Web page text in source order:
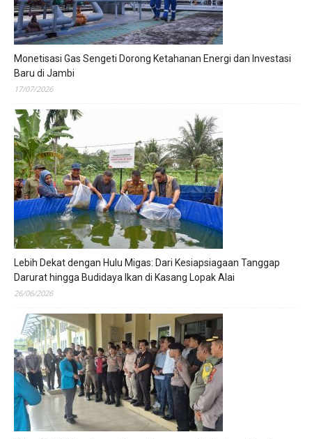
Monetisasi Gas Sengeti Dorong Ketahanan Energi dan Investasi
Baru di Jambi
17/07/2026
Lebih Dekat dengan Hulu Migas: Dari Kesiapsiagaan Tanggap
Darurat hingga Budidaya Ikan di Kasang Lopak Alai
26/06/2026